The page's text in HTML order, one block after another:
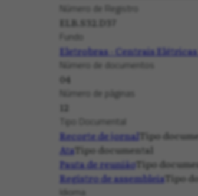
Número de Registro
ELB.S32.D37
Fundo
Eletrobras - Centrais Elétricas
Número de documentos
04
Número de páginas
12
Tipo Documental
Recorte de jornalTipo
AtaTipo documental
Pauta de reuniãoTipo
Registro de assembleiaTipo
Idioma